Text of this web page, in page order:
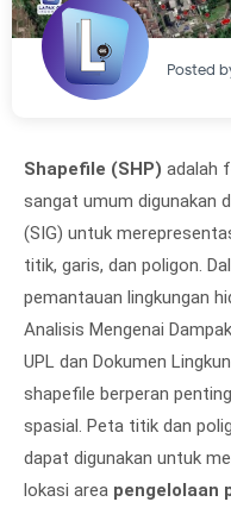
Posted
Shapefile (SHP) adalah
sangat umum digunakan
(SIG) untuk
titik, garis, dan poligon.
pemantauan lingkungan
Analisis Mengenai
UPL dan Dokumen
shapefile berperan
spasial. Peta titik dan
dapat digunakan untuk
lokasi area pengelolaan